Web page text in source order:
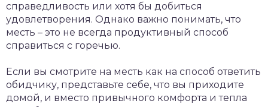
справедливость или хотя бы добиться
удовлетворения. Однако важно понимать, что
месть – это не всегда продуктивный способ
справиться с горечью.
Если вы смотрите на месть как на способ ответить
обидчику, представьте себе, что вы приходите
домой, и вместо привычного комфорта и тепла